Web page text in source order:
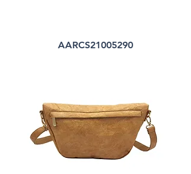
AARCS21005290